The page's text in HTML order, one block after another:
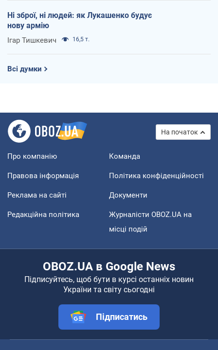
Ні зброї, ні людей: як Лукашенко будує
нову армію
Ігар Тишкевич 16,5 т.
Всі думки
На початок
Про компанію Команда
Правова інформація Політика конфіденційності
Реклама на сайті Документи
Редакційна політика
Журналісти OBOZ.UA на
місці подій
OBOZ.UA в Google News
Підписуйтесь, щоб бути в курсі останніх новин
України та світу сьогодні
Підписатись